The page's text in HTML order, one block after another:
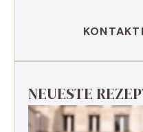
NEUESTE